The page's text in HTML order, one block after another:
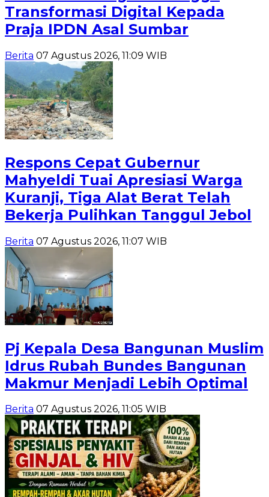
Transformasi Digital Kepada
Praja IPDN Asal Sumbar
Berita 07 Agustus 2026, 11:09 WIB
Respons Cepat Gubernur
Mahyeldi Tuai Apresiasi Warga
Kuranji, Tiga Alat Berat Telah
Bekerja Pulihkan Tanggul Jebol
Berita 07 Agustus 2026, 11:07 WIB
Pj Kepala Desa Bangunan Muslim
Idrus Rubah Bundes Bangunan
Makmur Menjadi Lebih Optimal
Berita 07 Agustus 2026, 11:05 WIB